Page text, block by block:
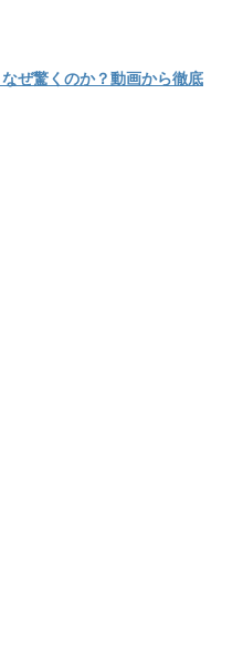
ぜ驚くのか？動画から徹底